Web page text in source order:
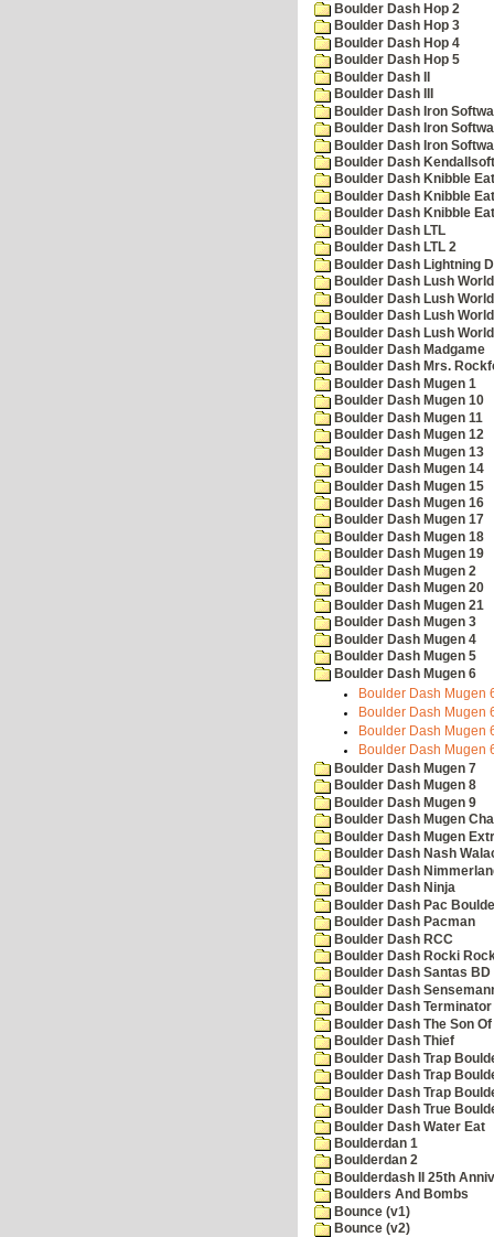
Boulder Dash Hop 2
Boulder Dash Hop 3
Boulder Dash Hop 4
Boulder Dash Hop 5
Boulder Dash II
Boulder Dash III
Boulder Dash Iron
Boulder Dash Iron
Boulder Dash Iron
Boulder Dash
Boulder Dash Knibble
Boulder Dash Knibble
Boulder Dash Knibble
Boulder Dash LTL
Boulder Dash LTL 2
Boulder Dash Lightning
Boulder Dash Lush
Boulder Dash Lush
Boulder Dash Lush
Boulder Dash Lush
Boulder Dash Madgame
Boulder Dash Mrs.
Boulder Dash Mugen 1
Boulder Dash Mugen 10
Boulder Dash Mugen 11
Boulder Dash Mugen 12
Boulder Dash Mugen 13
Boulder Dash Mugen 14
Boulder Dash Mugen 15
Boulder Dash Mugen 16
Boulder Dash Mugen 17
Boulder Dash Mugen 18
Boulder Dash Mugen 19
Boulder Dash Mugen 2
Boulder Dash Mugen 20
Boulder Dash Mugen 21
Boulder Dash Mugen 3
Boulder Dash Mugen 4
Boulder Dash Mugen 5
Boulder Dash Mugen 6
Boulder Dash Mugen
Boulder Dash Mugen
Boulder Dash Mugen
Boulder Dash Mugen
Boulder Dash Mugen 7
Boulder Dash Mugen 8
Boulder Dash Mugen 9
Boulder Dash Mugen
Boulder Dash Mugen
Boulder Dash Nash
Boulder Dash
Boulder Dash Ninja
Boulder Dash Pac
Boulder Dash Pacman
Boulder Dash RCC
Boulder Dash Rocki
Boulder Dash Santas
Boulder Dash
Boulder Dash
Boulder Dash The Son
Boulder Dash Thief
Boulder Dash Trap
Boulder Dash Trap
Boulder Dash Trap
Boulder Dash True
Boulder Dash Water Eat
Boulderdan 1
Boulderdan 2
Boulderdash II 25th
Boulders And Bombs
Bounce (v1)
Bounce (v2)